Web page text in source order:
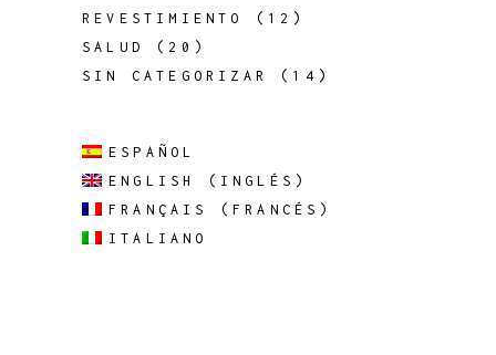
REVESTIMIENTO
(12)
SALUD
(20)
SIN CATEGORIZAR
(14)
ESPAÑOL
ENGLISH
( INGLÉS )
FRANÇAIS
(FRANCÉS )
ITALIANO